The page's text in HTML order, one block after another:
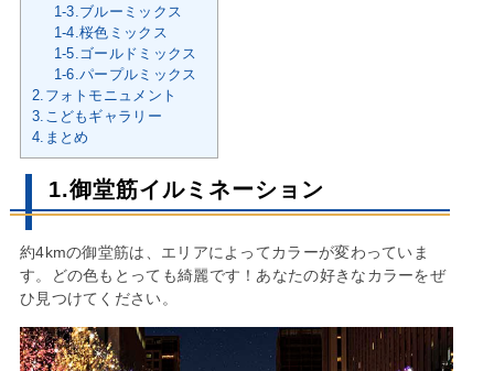
1-3.ブルーミックス
1-4.桜色ミックス
1-5.ゴールドミックス
1-6.パープルミックス
2.フォトモニュメント
3.こどもギャラリー
4.まとめ
1.御堂筋イルミネーション
約4kmの御堂筋は、エリアによってカラーが変わっていま
す。どの色もとっても綺麗です！あなたの好きなカラーをぜ
ひ見つけてください。